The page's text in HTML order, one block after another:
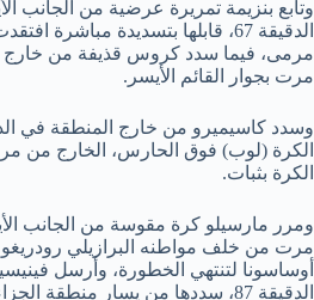
وتابع بنزيمة تمريرة عرضية من الجانب
الدقيقة 67، قابلها بتسديدة مباشرة
مرت بجوار القائم الأيسر.
الكرة (لوب) فوق الحارس، الخارج من
الكرة بثبات.
مرت من خلف مواطنه البرازيلي
أوساسونا لتنتهي الخطورة، وأرسل
الدقيقة 87، سددها من يسار منطقة